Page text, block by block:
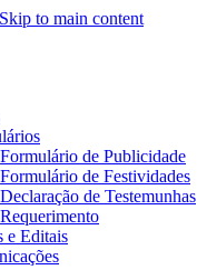
Skip to main content
Formulário de Publicidade
Formulário de Festividades
Declaração de Testemunhas
Requerimento
e Editais